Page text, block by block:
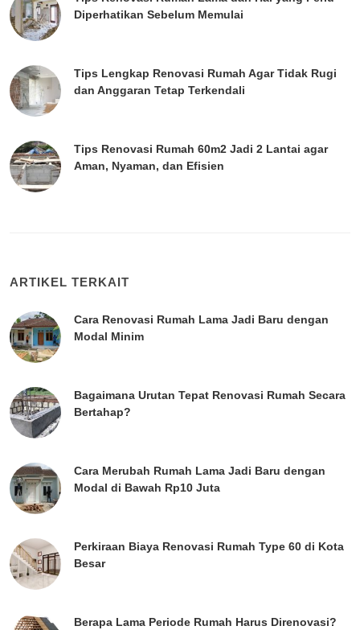
Diperhatikan Sebelum Memulai
Tips Lengkap Renovasi Rumah Agar Tidak Rugi
dan Anggaran Tetap Terkendali
Tips Renovasi Rumah 60m2 Jadi 2 Lantai agar
Aman, Nyaman, dan Efisien
ARTIKEL TERKAIT
Cara Renovasi Rumah Lama Jadi Baru dengan
Modal Minim
Bagaimana Urutan Tepat Renovasi Rumah Secara
Bertahap?
Cara Merubah Rumah Lama Jadi Baru dengan
Modal di Bawah Rp10 Juta
Perkiraan Biaya Renovasi Rumah Type 60 di Kota
Besar
Berapa Lama Periode Rumah Harus Direnovasi?